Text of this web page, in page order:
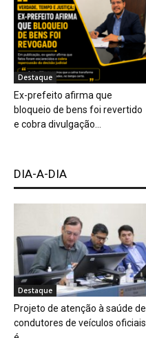
Destaque
Ex-prefeito afirma que
bloqueio de bens foi revertido
e cobra divulgação...
DIA-A-DIA
Destaque
Projeto de atenção à saúde de
condutores de veículos oficiais